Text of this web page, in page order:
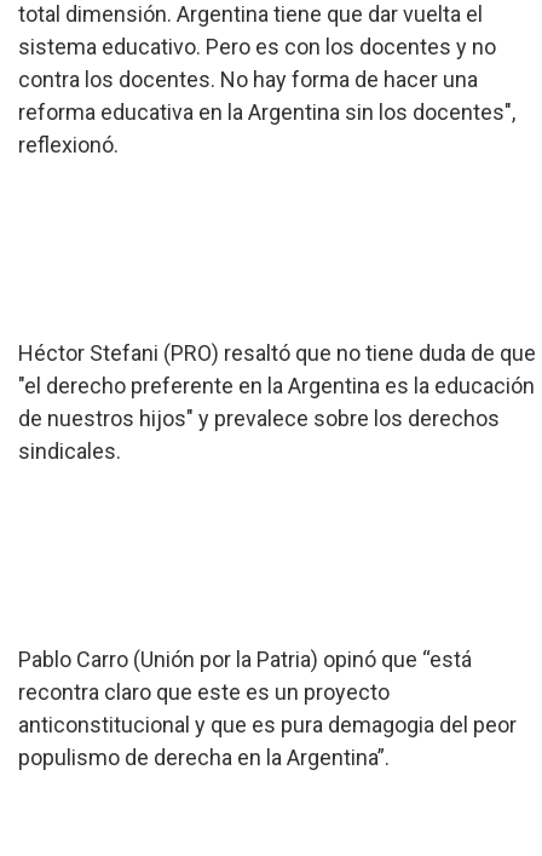
total dimensión. Argentina tiene que dar vuelta el
sistema educativo. Pero es con los docentes y no
contra los docentes. No hay forma de hacer una
reforma educativa en la Argentina sin los docentes",
reflexionó.
Héctor Stefani (PRO) resaltó que no tiene duda de que
"el derecho preferente en la Argentina es la educación
de nuestros hijos" y prevalece sobre los derechos
sindicales.
Pablo Carro (Unión por la Patria) opinó que “está
recontra claro que este es un proyecto
anticonstitucional y que es pura demagogia del peor
populismo de derecha en la Argentina”.